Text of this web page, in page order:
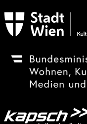
Subventionsgeber